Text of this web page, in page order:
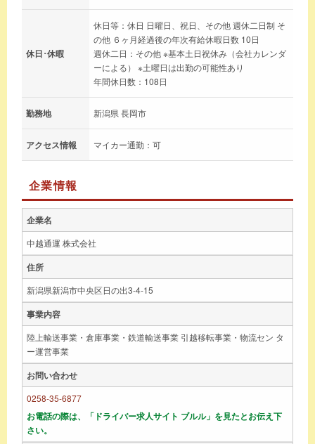
休日･休暇
休日等：休日 日曜日、祝日、その他 週休二日制 そ
の他 ６ヶ月経過後の年次有給休暇日数 10日
週休二日：その他 ※基本土日祝休み（会社カレンダ
ーによる） ※土曜日は出勤の可能性あり
年間休日数：108日
勤務地 新潟県 長岡市
アクセス情報 マイカー通勤：可
企業情報
企業名
中越通運 株式会社
住所
新潟県新潟市中央区日の出3-4-15
事業内容
陸上輸送事業・倉庫事業・鉄道輸送事業 引越移転事業・物流セン タ
ー運営事業
お問い合わせ
0258-35-6877
お電話の際は、「ドライバー求人サイト ブルル」を見たとお伝え下
さい。